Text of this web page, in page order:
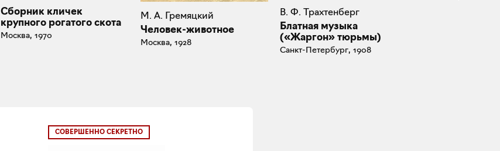
Сборник кличек
крупного рогатого скота
Москва, 1970
М. А. Гремяцкий
Человек-животное
Москва, 1928
В. Ф. Трахтенберг
Блатная музыка
(«Жаргон» тюрьмы)
Санкт-Петербург, 1908
СОВЕРШЕННО СЕКРЕТНО